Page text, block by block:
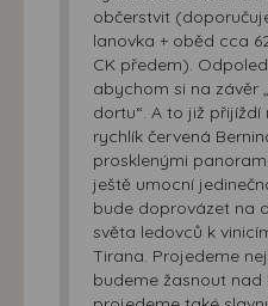
občerstvit
lanovka + oběd cca
CK předem).
abychom si na závěr
dortu“. A to již
rychlík červená
prosklenými
ještě umocní
bude doprovázet na
světa ledovců k
Tirana. Projedeme
budeme žasnout